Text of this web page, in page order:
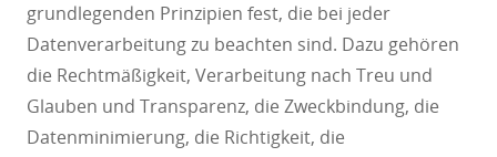
grundlegenden Prinzipien fest, die bei jeder
Datenverarbeitung zu beachten sind. Dazu gehören
die Rechtmäßigkeit, Verarbeitung nach Treu und
Glauben und Transparenz, die Zweckbindung, die
Datenminimierung, die Richtigkeit, die